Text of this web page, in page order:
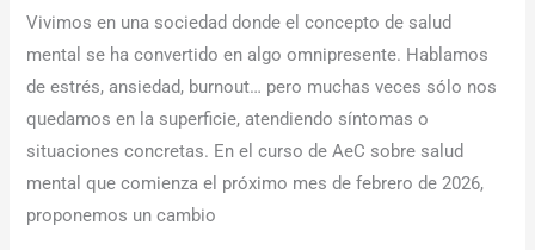
Vivimos en una sociedad donde el concepto de salud
mental se ha convertido en algo omnipresente. Hablamos
de estrés, ansiedad, burnout… pero muchas veces sólo nos
quedamos en la superficie, atendiendo síntomas o
situaciones concretas. En el curso de AeC sobre salud
mental que comienza el próximo mes de febrero de 2026,
proponemos un cambio